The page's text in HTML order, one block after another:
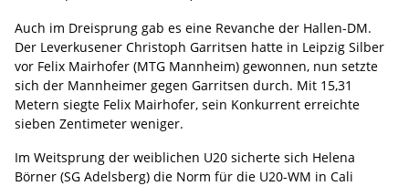
Auch im Dreisprung gab es eine Revanche der Hallen-DM.
Der Leverkusener Christoph Garritsen hatte in Leipzig Silber
vor Felix Mairhofer (MTG Mannheim) gewonnen, nun setzte
sich der Mannheimer gegen Garritsen durch. Mit 15,31
Metern siegte Felix Mairhofer, sein Konkurrent erreichte
sieben Zentimeter weniger.
Im Weitsprung der weiblichen U20 sicherte sich Helena
Börner (SG Adelsberg) die Norm für die U20-WM in Cali